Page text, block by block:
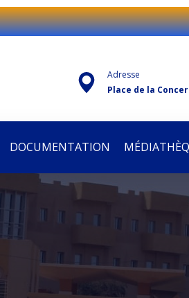
Adresse
Place de la
DOCUMENTATION